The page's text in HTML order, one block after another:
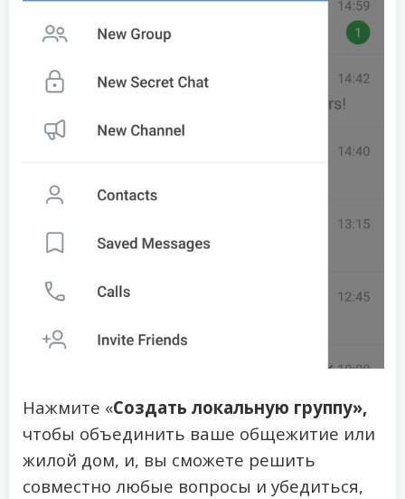
Нажмите «Создать локальную группу»,
чтобы объединить ваше общежитие или
жилой дом, и, вы сможете решить
совместно любые вопросы и убедиться,